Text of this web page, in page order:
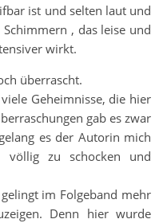
ist und selten laut und
, das leise und
wirkt.
überrascht.
Geheimnisse, die hier
gab es zwar
es der Autorin mich
völlig zu schocken und
im Folgeband mehr
Denn hier wurde